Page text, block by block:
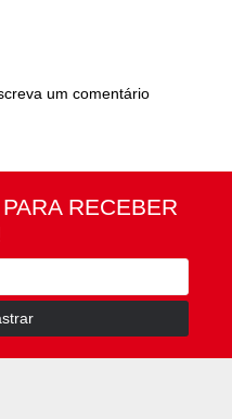
um comentário
PARA RECEBER